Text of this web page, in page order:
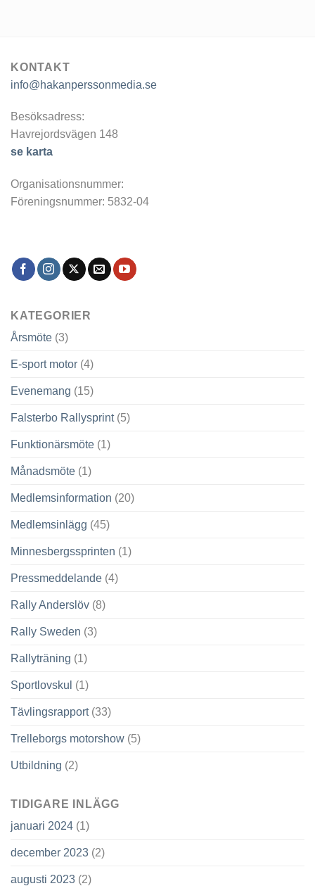
KONTAKT
info@hakanperssonmedia.se
Besöksadress:
Havrejordsvägen 148
se karta
Organisationsnummer:
Föreningsnummer: 5832-04
KATEGORIER
Årsmöte (3)
E-sport motor (4)
Evenemang (15)
Falsterbo Rallysprint(5)
Funktionärsmöte (1)
Månadsmöte (1)
Medlemsinformation (20)
Medlemsinlägg (45)
Minnesbergssprinten (1)
Pressmeddelande (4)
Rally Anderslöv (8)
Rally Sweden (3)
Rallyträning (1)
Sportlovskul (1)
Tävlingsrapport(33)
Trelleborgs motorshow (5)
Utbildning (2)
TIDIGARE INLÄGG
januari 2024 (1)
december 2023 (2)
augusti 2023 (2)